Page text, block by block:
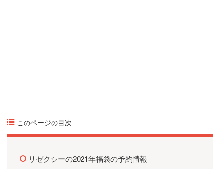
このページの目次
リゼクシーの2021年福袋の予約情報